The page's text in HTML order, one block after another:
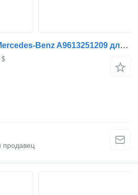
Подушка рессоры Mercedes-Benz A9613251209 для тягача Mercedes-Benz Actros MP4 1840
$